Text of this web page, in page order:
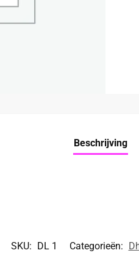
Beschrijving
SKU: DL 1 Categorieën: